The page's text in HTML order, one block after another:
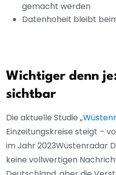
gemacht werden
Datenhoheit bleibt
Wichtiger denn
sichtbar
Die aktuelle Studie „
Einzeitungskreise steigt –
im Jahr 2023Wüstenradar
keine vollwertigen